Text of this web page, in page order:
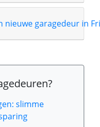
nieuwe garagedeur in
slimme